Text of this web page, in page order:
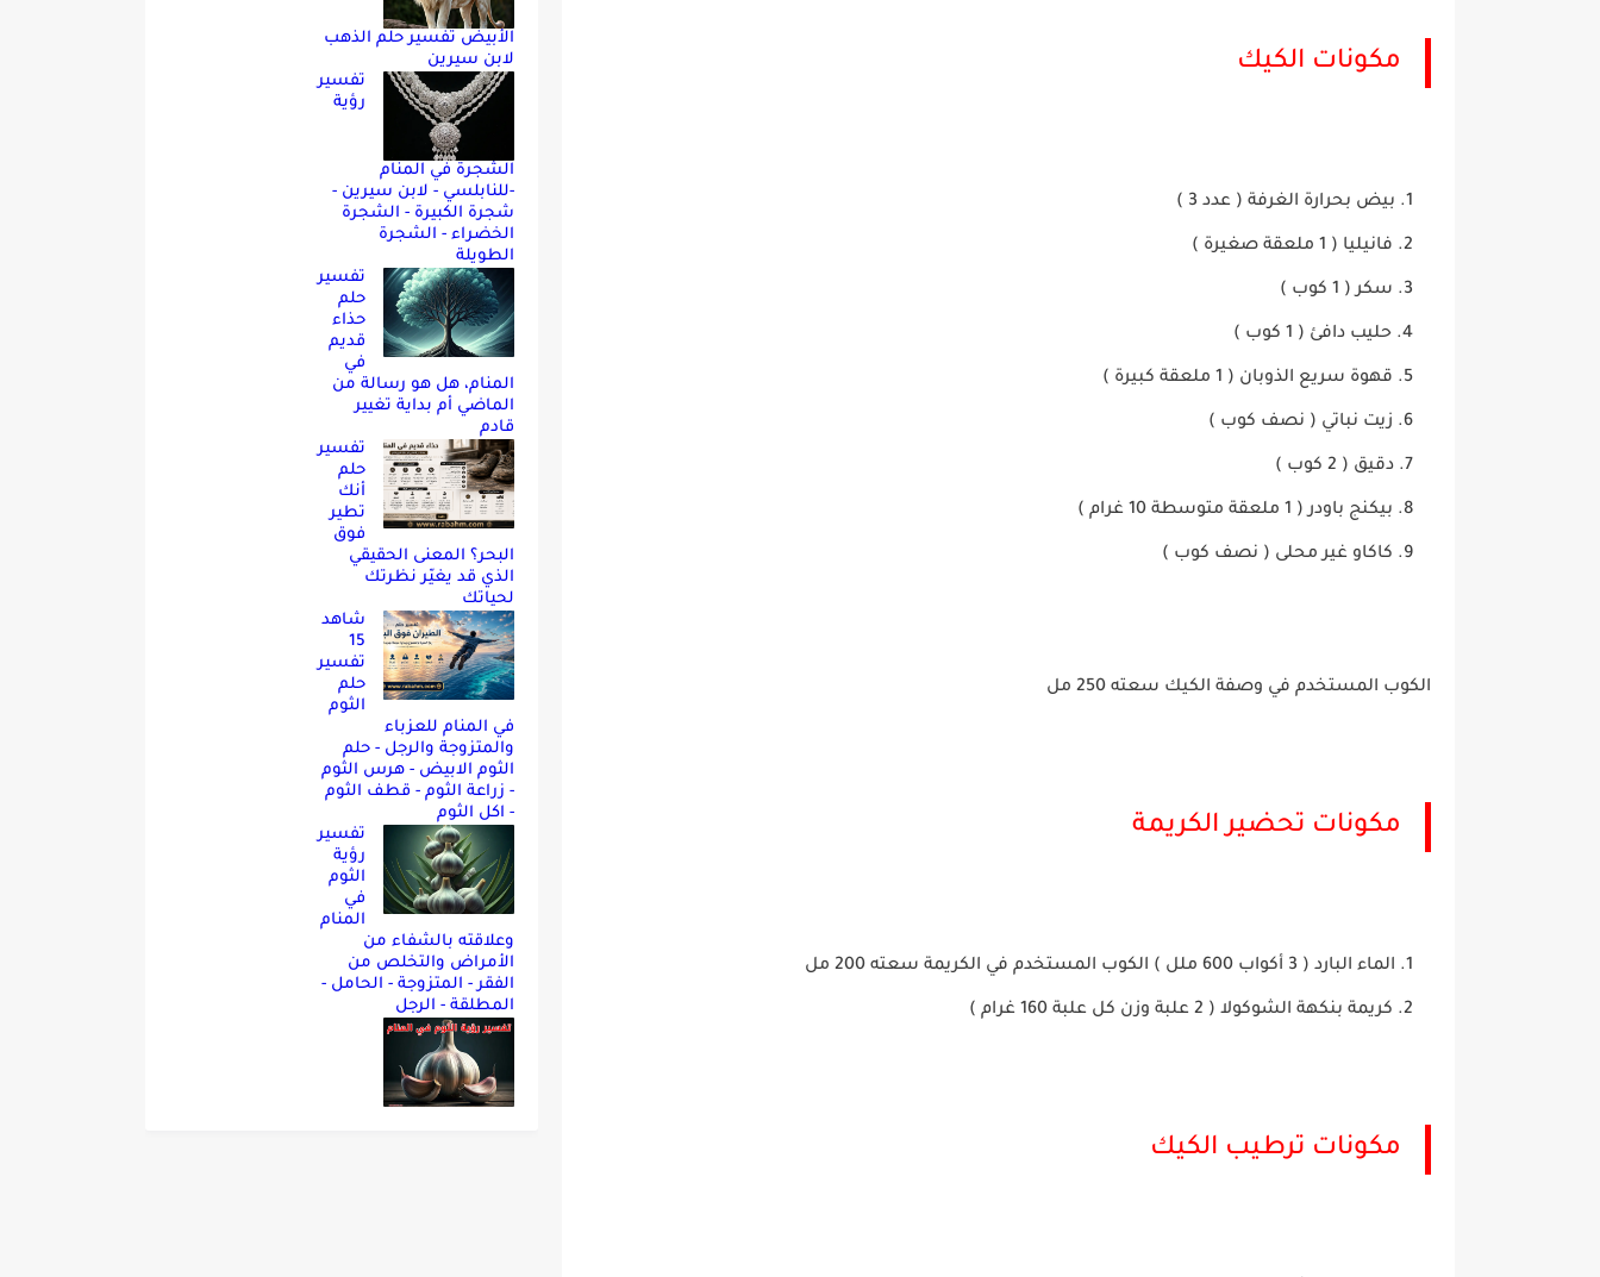
مكونات الكيك
بيض بحرارة الغرفة ( عدد 3 )
فانيليا ( 1 ملعقة صغيرة )
سكر ( 1 كوب )
حليب دافئ ( 1 كوب )
قهوة سريع الذوبان ( 1 ملعقة كبيرة )
زيت نباتي ( نصف كوب )
دقيق ( 2 كوب )
بيكنج باودر ( 1 ملعقة متوسطة 10 غرام )
كاكاو غير محلى ( نصف كوب )
الكوب المستخدم في وصفة الكيك سعته 250 مل
مكونات تحضير الكريمة
الماء البارد ( 3 أكواب 600 ملل ) الكوب المستخدم في الكريمة سعته 200 مل
كريمة بنكهة الشوكولا ( 2 علبة وزن كل علبة 160 غرام )
مكونات ترطيب الكيك
الأبيض تفسير حلم الذهب
لابن سيرين
تفسير
رؤية
الشجرة في المنام
-للنابلسي - لابن سيرين -
شجرة الكبيرة - الشجرة
الخضراء - الشجرة
الطويلة
تفسير
حلم
حذاء
قديم
في
المنام، هل هو رسالة من
الماضي أم بداية تغيير
قادم
تفسير
حلم
أنك
تطير
فوق
البحر؟ المعنى الحقيقي
الذي قد يغيّر نظرتك
لحياتك
شاهد
15
تفسير
حلم
الثوم
في المنام للعزباء
والمتزوجة والرجل - حلم
الثوم الابيض - هرس الثوم
- زراعة الثوم - قطف الثوم
- اكل الثوم
تفسير
رؤية
الثوم
في
المنام
وعلاقته بالشفاء من
الأمراض والتخلص من
الفقر - المتزوجة - الحامل -
المطلقة - الرجل